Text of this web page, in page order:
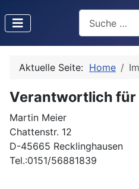
Type 2 or
Aktuelle Seite: Home
Verantwortlich für
Martin Meier
Chattenstr. 12
D-45665 Recklinghausen
Tel.:0151/56881839